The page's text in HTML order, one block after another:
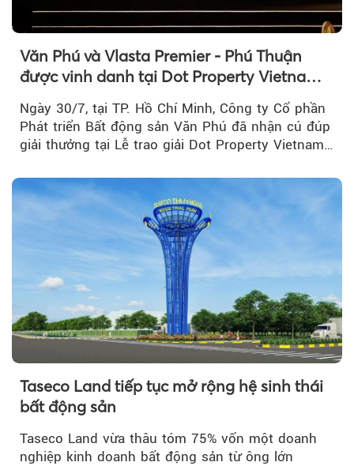
Văn Phú và Vlasta Premier - Phú Thuận
được vinh danh tại Dot Property Vietnam
Real Estate Awards 2026
Ngày 30/7, tại TP. Hồ Chí Minh, Công ty Cổ phần
Phát triển Bất động sản Văn Phú đã nhận cú đúp
giải thưởng tại Lễ trao giải Dot Property Vietnam
Taseco Land tiếp tục mở rộng hệ sinh thái
bất động sản
Taseco Land vừa thâu tóm 75% vốn một doanh
nghiệp kinh doanh bất động sản từ ông lớn